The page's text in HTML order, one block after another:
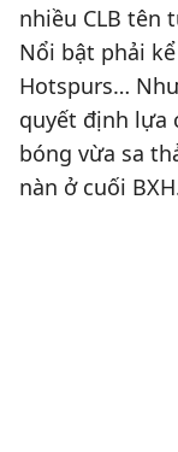
nhiều CLB tên
Nổi bật phải
Hotspurs…
quyết định lựa
bóng vừa sa
nàn ở cuối